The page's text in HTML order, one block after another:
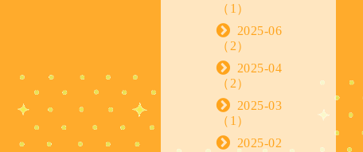
（1）
2025-06
（2）
2025-04
（2）
2025-03
（1）
2025-02